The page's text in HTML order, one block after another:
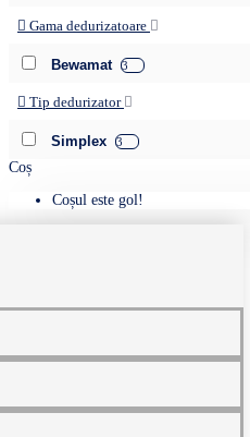
Gama dedurizatoare
Bewamat 3
Tip dedurizator
Simplex 3
Coș
Coșul este gol!